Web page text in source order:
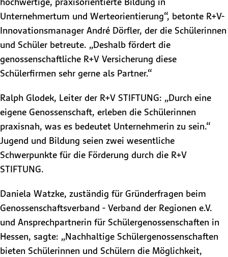
Unternehmertum und Werteorientierung“, betonte R+V-
Innovationsmanager André Dörfler, der die Schülerinnen
und Schüler betreute. „Deshalb fördert die
genossenschaftliche R+V Versicherung diese
Schülerfirmen sehr gerne als Partner.“
Ralph Glodek, Leiter der R+V STIFTUNG: „Durch eine
eigene Genossenschaft, erleben die Schülerinnen
praxisnah, was es bedeutet Unternehmerin zu sein.“
Jugend und Bildung seien zwei wesentliche
Schwerpunkte für die Förderung durch die R+V
STIFTUNG.
Daniela Watzke, zuständig für Gründerfragen beim
Genossenschaftsverband - Verband der Regionen e.V.
und Ansprechpartnerin für Schülergenossenschaften in
Hessen, sagte: „Nachhaltige Schülergenossenschaften
bieten Schülerinnen und Schülern die Möglichkeit,